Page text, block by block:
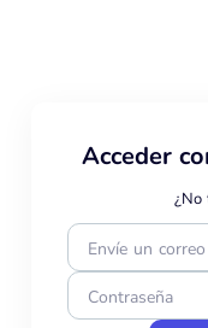
Acceder
¿No
Envíe un
Contraseña